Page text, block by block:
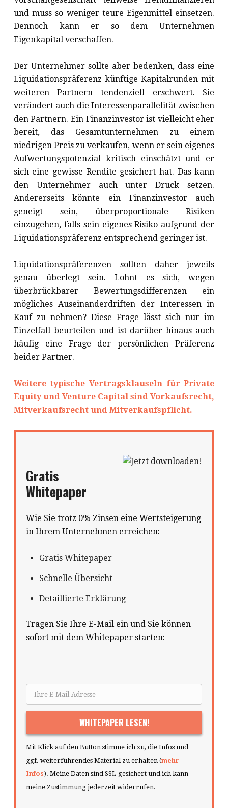
und muss so weniger teure Eigenmittel einsetzen.
Dennoch kann er so dem Unternehmen
Eigenkapital verschaffen.
Der Unternehmer sollte aber bedenken, dass eine
Liquidationspräferenz künftige Kapitalrunden mit
weiteren Partnern tendenziell erschwert. Sie
verändert auch die Interessenparallelität zwischen
den Partnern. Ein Finanzinvestor ist vielleicht eher
bereit, das Gesamtunternehmen zu einem
niedrigen Preis zu verkaufen, wenn er sein eigenes
Aufwertungspotenzial kritisch einschätzt und er
sich eine gewisse Rendite gesichert hat. Das kann
den Unternehmer auch unter Druck setzen.
Andererseits könnte ein Finanzinvestor auch
geneigt sein, überproportionale Risiken
einzugehen, falls sein eigenes Risiko aufgrund der
Liquidationspräferenz entsprechend geringer ist.
Liquidationspräferenzen sollten daher jeweils
genau überlegt sein. Lohnt es sich, wegen
überbrückbarer Bewertungsdifferenzen ein
mögliches Auseinanderdriften der Interessen in
Kauf zu nehmen? Diese Frage lässt sich nur im
Einzelfall beurteilen und ist darüber hinaus auch
häufig eine Frage der persönlichen Präferenz
beider Partner.
Weitere typische Vertragsklauseln für Private
Equity und Venture Capital sind Vorkaufsrecht,
Mitverkaufsrecht und Mitverkaufspflicht.
Gratis
Whitepaper
Wie Sie trotz 0% Zinsen eine Wertsteigerung
in Ihrem Unternehmen erreichen:
Gratis Whitepaper
Schnelle Übersicht
Detaillierte Erklärung
Tragen Sie Ihre E-Mail ein und Sie können
sofort mit dem Whitepaper starten:
Mit Klick auf den Button stimme ich zu, die Infos und
ggf. weiterführendes Material zu erhalten (mehr
Infos). Meine Daten sind SSL-gesichert und ich kann
meine Zustimmung jederzeit widerrufen.